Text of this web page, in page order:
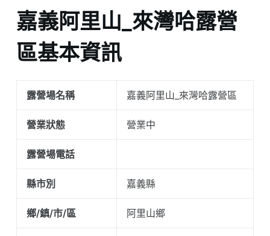
嘉義阿里山_來灣哈露營
區基本資訊
露營場名稱 嘉義阿里山_來灣哈露營區
營業狀態 營業中
露營場電話
縣市別 嘉義縣
鄉/鎮/市/區 阿里山鄉